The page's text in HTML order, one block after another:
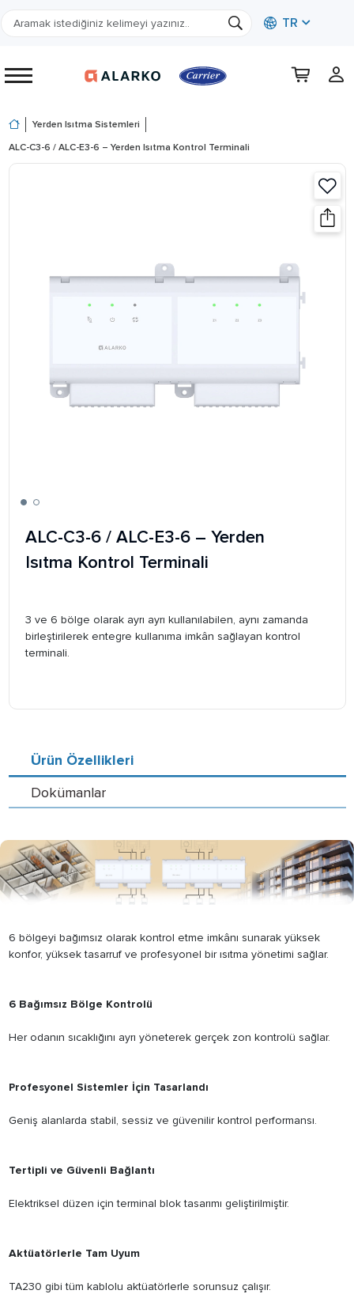
TR
Yerden Isıtma Sistemleri
ALC-C3-6 / ALC-E3-6 – Yerden Isıtma Kontrol Terminali
ALC-C3-6 / ALC-E3-6 – Yerden
Isıtma Kontrol Terminali
3 ve 6 bölge olarak ayrı ayrı kullanılabilen, aynı zamanda
birleştirilerek entegre kullanıma imkân sağlayan kontrol
terminali.
Ürün Özellikleri
Dokümanlar
6 bölgeyi bağımsız olarak kontrol etme imkânı sunarak yüksek
konfor, yüksek tasarruf ve profesyonel bir ısıtma yönetimi sağlar.
6 Bağımsız Bölge Kontrolü
Her odanın sıcaklığını ayrı yöneterek gerçek zon kontrolü sağlar.
Profesyonel Sistemler İçin Tasarlandı
Geniş alanlarda stabil, sessiz ve güvenilir kontrol performansı.
Tertipli ve Güvenli Bağlantı
Elektriksel düzen için terminal blok tasarımı geliştirilmiştir.
Aktüatörlerle Tam Uyum
TA230 gibi tüm kablolu aktüatörlerle sorunsuz çalışır.